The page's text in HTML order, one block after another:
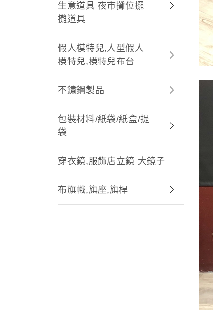
生意道具 夜市攤位擺
攤道具
假人模特兒,人型假人
模特兒,模特兒布台
不鏽鋼製品
包裝材料/紙袋/紙盒/提
袋
穿衣鏡,服飾店立鏡 大鏡子
布旗幟,旗座,旗桿